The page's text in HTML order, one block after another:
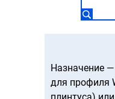
Назначение
для профиля